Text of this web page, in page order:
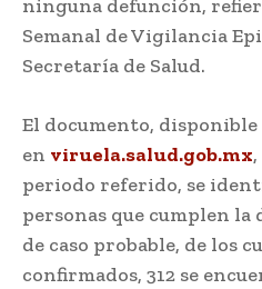
ninguna defunción,
Semanal de Vigilancia
Secretaría de Salud.
El documento, disponible
en viruela.salud.gob.mx
periodo referido, se
personas que cumplen
de caso probable, de los
confirmados, 312 se